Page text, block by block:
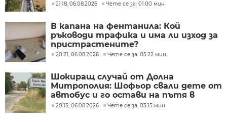
21:18, 06.08.2026 Чете се за: 01:00 мин.
В капана на фентанила: Кой
ръководи трафика и има ли изход за
пристрастените?
20:21, 06.08.2026 Чете се за: 05:22 мин.
Шокиращ случай от Долна
Митрополия: Шофьор свали дете от
автобус и го остави на пътя в
жегата
20:15, 06.08.2026 Чете се за: 03:15 мин.